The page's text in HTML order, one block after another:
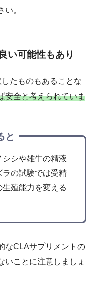
。
い可能性もあり
たものもあることな
安全と考えられていま
と
シや雄牛の精液
の試験では受精
殖能力を変える
なCLAサプリメントの
いことに注意しましょ